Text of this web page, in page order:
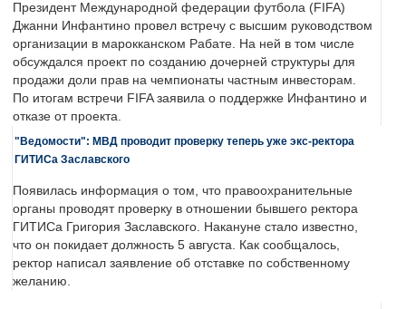
Президент Международной федерации футбола (FIFA)
Джанни Инфантино провел встречу с высшим руководством
организации в марокканском Рабате. На ней в том числе
обсуждался проект по созданию дочерней структуры для
продажи доли прав на чемпионаты частным инвесторам.
По итогам встречи FIFA заявила о поддержке Инфантино и
отказе от проекта.
"Ведомости": МВД проводит проверку теперь уже экс-ректора
ГИТИСа Заславского
Появилась информация о том, что правоохранительные
органы проводят проверку в отношении бывшего ректора
ГИТИСа Григория Заславского. Накануне стало известно,
что он покидает должность 5 августа. Как сообщалось,
ректор написал заявление об отставке по собственному
желанию.